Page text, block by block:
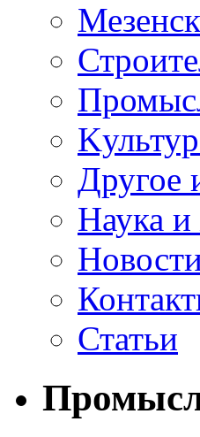
Другое
Наука
Статьи